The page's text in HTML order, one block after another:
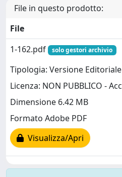
File in questo prodotto:
File
1-162.pdf
solo gestori archivio
Tipologia: Versione Editoriale
Licenza: NON PUBBLICO -
Dimensione 6.42 MB
Formato Adobe PDF
Visualizza/Apri